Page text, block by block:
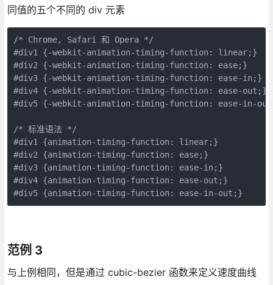
同值的五个不同的 div 元素
/* Chrome, Safari 和 Opera */
#div1 {-webkit-animation-timing-function: linear;}
#div2 {-webkit-animation-timing-function: ease;}
#div3 {-webkit-animation-timing-function: ease-in;}
#div4 {-webkit-animation-timing-function: ease-out;}
#div5 {-webkit-animation-timing-function: ease-in-
/* 标准语法 */
#div1 {animation-timing-function: linear;}
#div2 {animation-timing-function: ease;}
#div3 {animation-timing-function: ease-in;}
#div4 {animation-timing-function: ease-out;}
范例 3
与上例相同，但是通过 cubic-bezier 函数来定义速度曲线